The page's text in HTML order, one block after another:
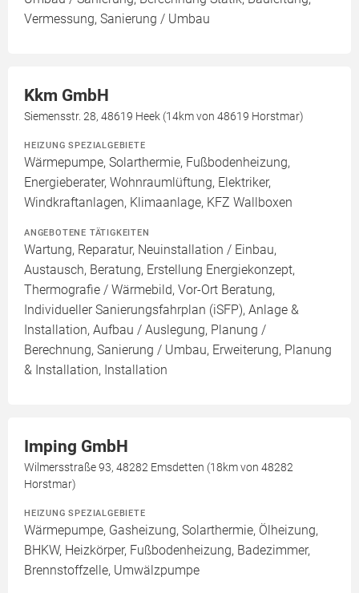
Vermessung, Sanierung / Umbau
Kkm GmbH
Siemensstr. 28, 48619 Heek (14km von 48619 Horstmar)
HEIZUNG SPEZIALGEBIETE
Wärmepumpe, Solarthermie, Fußbodenheizung,
Energieberater, Wohnraumlüftung, Elektriker,
Windkraftanlagen, Klimaanlage, KFZ Wallboxen
ANGEBOTENE TÄTIGKEITEN
Wartung, Reparatur, Neuinstallation / Einbau,
Austausch, Beratung, Erstellung Energiekonzept,
Thermografie / Wärmebild, Vor-Ort Beratung,
Individueller Sanierungsfahrplan (iSFP), Anlage &
Installation, Aufbau / Auslegung, Planung /
Berechnung, Sanierung / Umbau, Erweiterung, Planung
& Installation, Installation
Imping GmbH
Wilmersstraße 93, 48282 Emsdetten (18km von 48282
Horstmar)
HEIZUNG SPEZIALGEBIETE
Wärmepumpe, Gasheizung, Solarthermie, Ölheizung,
BHKW, Heizkörper, Fußbodenheizung, Badezimmer,
Brennstoffzelle, Umwälzpumpe